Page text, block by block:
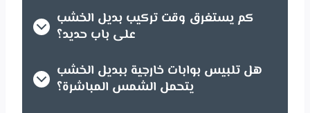
كم يستغرق وقت تركيب بديل الخشب
على باب حديد؟
هل تلبيس بوابات خارجية ببديل الخشب
يتحمل الشمس المباشرة؟